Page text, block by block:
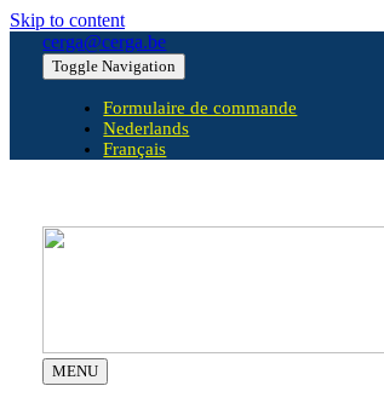
Skip to content
cerga@cerga.be
Toggle Navigation
Formulaire de commande
Nederlands
Français
MENU